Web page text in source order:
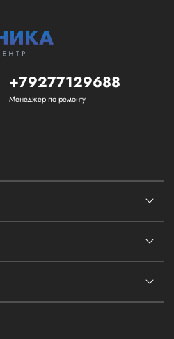
+79277129688
Менеджер по ремонту